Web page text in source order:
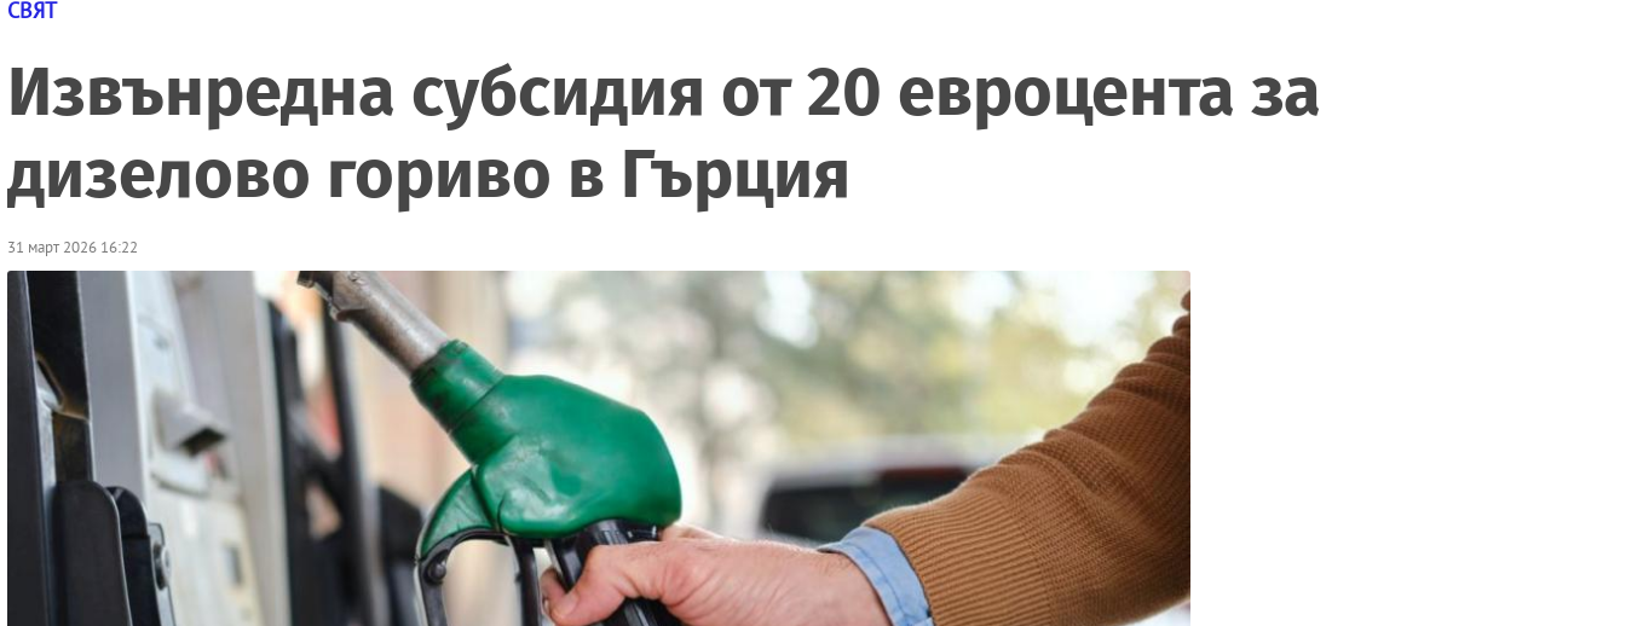
СВЯТ
Извънредна субсидия от 20 евроцента за
дизелово гориво в Гърция
31 март 2026 16:22